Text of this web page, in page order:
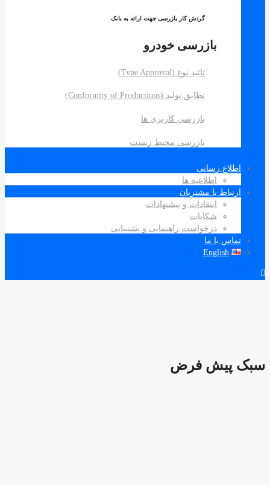
گردش کار بازرسی جهت ارائه به بانک
بازرسی خودرو
تطابق تولید (Conformity of Productions)
بازرسی کاربری ها
بازرسی محیط زیست
رسانی
اطلاعیه ها
با مشتریان
انتقادات و پیشنهادات
شکایات
درخواست راهنمایی و پشتیبانی
با ما
English
فرض